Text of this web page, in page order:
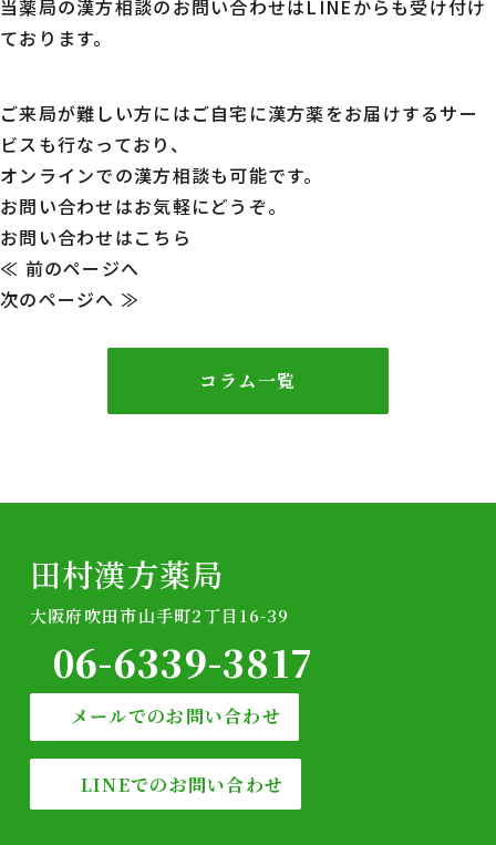
当薬局の漢方相談のお問い合わせはLINEからも受け付け
ております。
ご来局が難しい方にはご自宅に漢方薬をお届けするサー
ビスも行なっており、
オンラインでの漢方相談も可能です。
お問い合わせはお気軽にどうぞ。
お問い合わせはこちら
投
稿
ー
≪ 前のページへ
次のページへ ≫
コラム一覧
田村漢方薬局
大阪府吹田市山手町2丁目16-39
06-6339-3817
メールでのお問い合わせ
LINEでのお問い合わせ